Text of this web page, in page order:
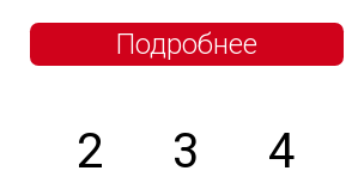
Подробнее
2 3 4